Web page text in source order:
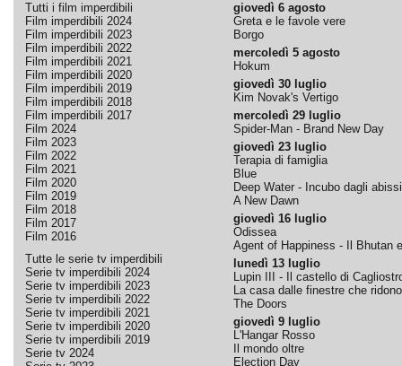
Tutti i film imperdibili
Film imperdibili 2024
Film imperdibili 2023
Film imperdibili 2022
Film imperdibili 2021
Film imperdibili 2020
Film imperdibili 2019
Film imperdibili 2018
Film imperdibili 2017
Film 2024
Film 2023
Film 2022
Film 2021
Film 2020
Film 2019
Film 2018
Film 2017
Film 2016
Tutte le serie tv imperdibili
Serie tv imperdibili 2024
Serie tv imperdibili 2023
Serie tv imperdibili 2022
Serie tv imperdibili 2021
Serie tv imperdibili 2020
Serie tv imperdibili 2019
Serie tv 2024
giovedì 6 agosto
Greta e le favole vere
Borgo
mercoledì 5 agosto
Hokum
giovedì 30 luglio
Kim Novak's Vertigo
mercoledì 29 luglio
Spider-Man - Brand New Day
giovedì 23 luglio
Terapia di famiglia
Blue
Deep Water - Incubo dagli abissi
A New Dawn
giovedì 16 luglio
Odissea
Agent of Happiness - Il Bhutan
lunedì 13 luglio
Lupin III - Il castello di
La casa dalle finestre che ridono
The Doors
giovedì 9 luglio
L'Hangar Rosso
Il mondo oltre
Election Day